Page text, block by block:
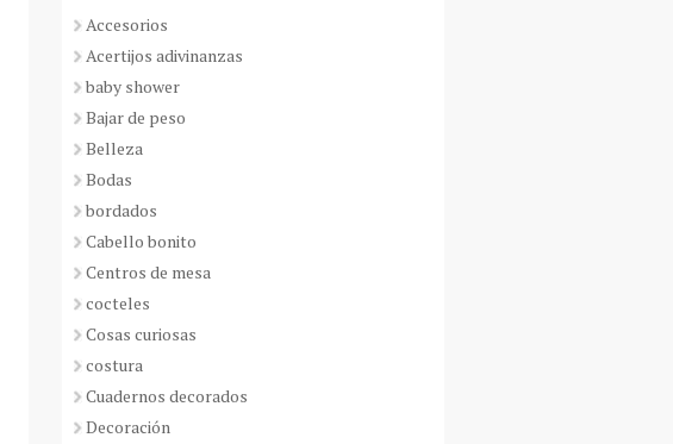
Accesorios
Acertijos adivinanzas
baby shower
Bajar de peso
Belleza
Bodas
bordados
Cabello bonito
Centros de mesa
cocteles
Cosas curiosas
costura
Cuadernos decorados
Decoración